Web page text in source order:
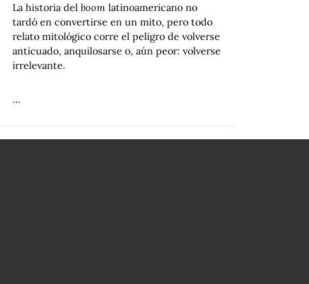
La historia del boomlatinoamericano no
tardó en convertirse en un mito, pero todo
relato mitológico corre el peligro de volverse
anticuado, anquilosarse o, aún peor: volverse
irrelevante.
…